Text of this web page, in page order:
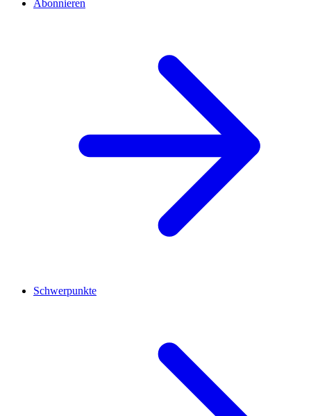
Abonnieren
Schwerpunkte